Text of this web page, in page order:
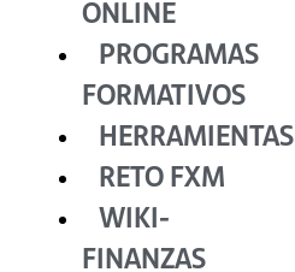
ONLINE
PROGRAMAS
FORMATIVOS
HERRAMIENTAS
RETO FXM
WIKI-
FINANZAS